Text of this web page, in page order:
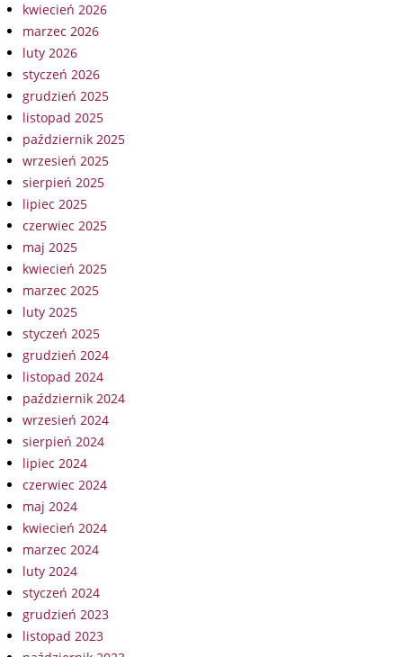
kwiecień 2026
marzec 2026
luty 2026
styczeń 2026
grudzień 2025
listopad 2025
październik 2025
wrzesień 2025
sierpień 2025
lipiec 2025
czerwiec 2025
maj 2025
kwiecień 2025
marzec 2025
luty 2025
styczeń 2025
grudzień 2024
listopad 2024
październik 2024
wrzesień 2024
sierpień 2024
lipiec 2024
czerwiec 2024
maj 2024
kwiecień 2024
marzec 2024
luty 2024
styczeń 2024
grudzień 2023
listopad 2023